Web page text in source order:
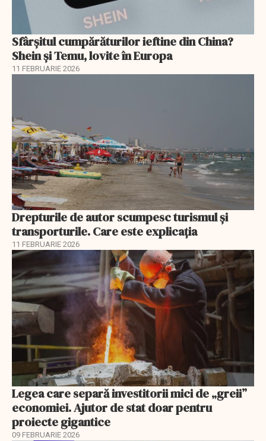
Sfârșitul cumpărăturilor ieftine din China?
Shein și Temu, lovite în Europa
11 FEBRUARIE 2026
Drepturile de autor scumpesc turismul și
transporturile. Care este explicația
11 FEBRUARIE 2026
Legea care separă investitorii mici de „greii”
economiei. Ajutor de stat doar pentru
proiecte gigantice
09 FEBRUARIE 2026